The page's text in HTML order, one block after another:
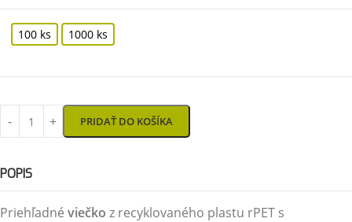
100 ks 1000 ks
PRIDAŤ DO KOŠÍKA
POPIS
Priehľadné viečko z recyklovaného plastu rPET s